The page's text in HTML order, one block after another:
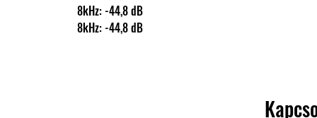
                8kHz: -44,8 dB
                8kHz: -44,8 dB